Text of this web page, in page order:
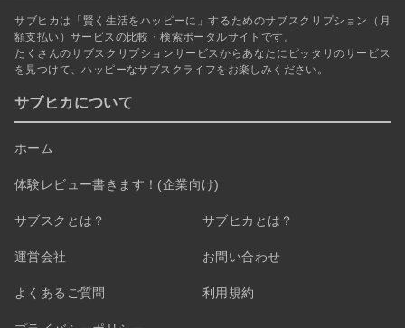
サブヒカは「賢く生活をハッピーに」するためのサブスクリプション（月
額支払い）サービスの比較・検索ポータルサイトです。
たくさんのサブスクリプションサービスからあなたにピッタリのサービス
を見つけて、ハッピーなサブスクライフをお楽しみください。
サブヒカについて
ホーム
体験レビュー書きます！(企業向け)
サブスクとは？ サブヒカとは？
運営会社 お問い合わせ
よくあるご質問 利用規約